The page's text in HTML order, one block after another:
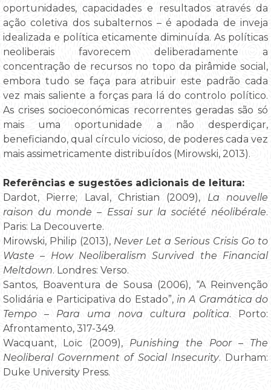
oportunidades, capacidades e resultados através da
ação coletiva dos subalternos – é apodada de inveja
idealizada e política eticamente diminuída. As políticas
neoliberais favorecem deliberadamente a
concentração de recursos no topo da pirâmide social,
embora tudo se faça para atribuir este padrão cada
vez mais saliente a forças para lá do controlo político.
As crises socioeconómicas recorrentes geradas são só
mais uma oportunidade a não desperdiçar,
beneficiando, qual círculo vicioso, de poderes cada vez
mais assimetricamente distribuídos (Mirowski, 2013).
Referências e sugestões adicionais de leitura:
Dardot, Pierre; Laval, Christian (2009), La nouvelle
raison du monde – Essai sur la société néolibérale.
Paris: La Decouverte.
Mirowski, Philip (2013), Never Let a Serious Crisis Go to
Waste – How Neoliberalism Survived the Financial
Meltdown. Londres: Verso.
Santos, Boaventura de Sousa (2006), “A Reinvenção
Solidária e Participativa do Estado”, in A Gramática do
Tempo – Para uma nova cultura política. Porto:
Afrontamento, 317-349.
Wacquant, Loïc (2009), Punishing the Poor – The
Neoliberal Government of Social Insecurity. Durham:
Duke University Press.